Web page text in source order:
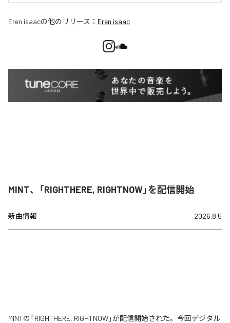
Eren isaacの他のリリース： Eren isaac
MINT、「RIGHTHERE, RIGHTNOW」を配信開始
新曲情報 2026.8.5
MINTの「RIGHTHERE, RIGHTNOW」が配信開始された。今回デジタル